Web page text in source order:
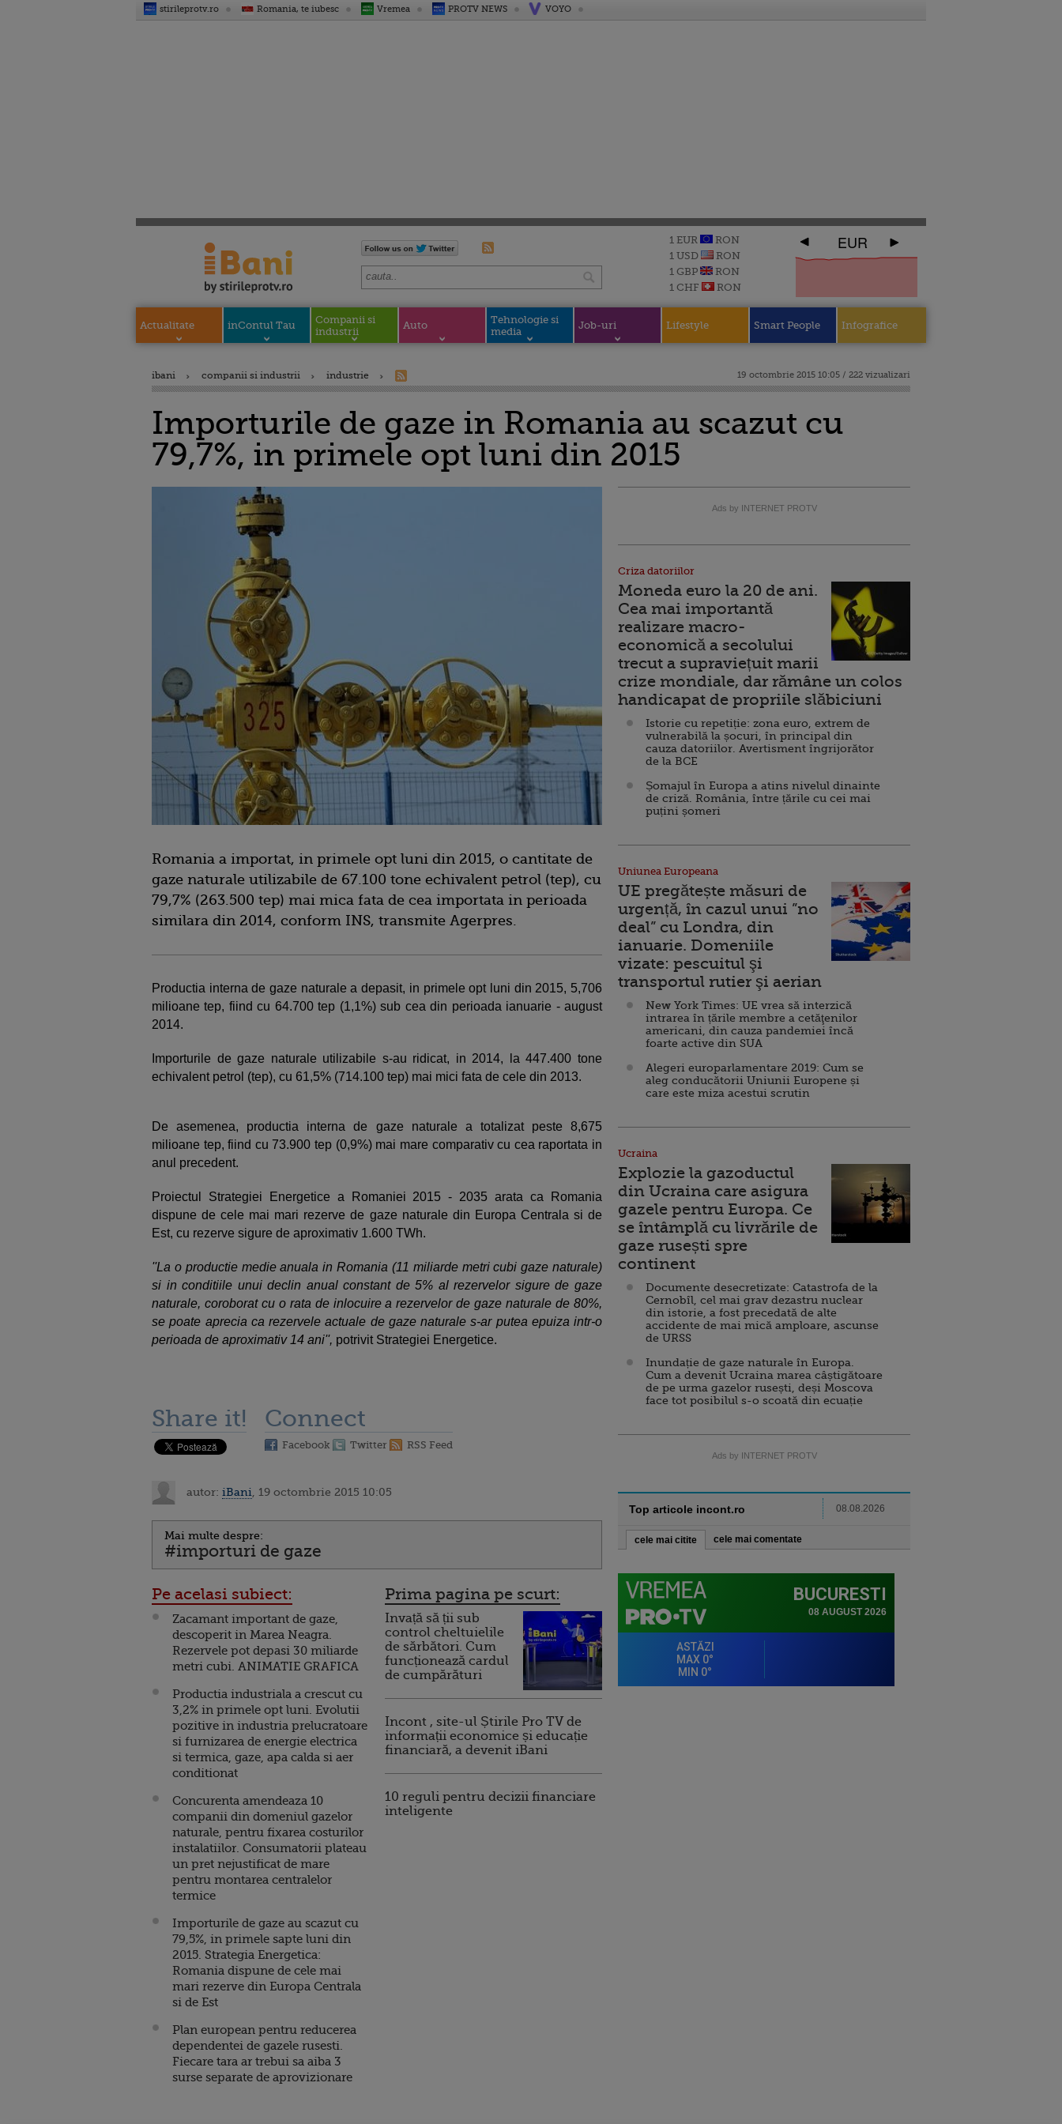
stirileprotv.ro Romania, te iubesc Vremea PROTV NEWS VOYO
1 EUR
RON
1 USD
RON
1 GBP
RON
1 CHF
RON
EUR
Actualitate inContul Tau
Companii si
industrii
Auto
Tehnologie si
media
Job-uri Lifestyle Smart People Infografice
ibani companii si industrii industrie 19 octombrie 2015 10:05 / 222 vizualizari
Importurile de gaze in Romania au scazut cu
79,7%, in primele opt luni din 2015
Romania a importat, in primele opt luni din 2015, o cantitate de
gaze naturale utilizabile de 67.100 tone echivalent petrol (tep), cu
79,7% (263.500 tep) mai mica fata de cea importata in perioada
similara din 2014, conform INS, transmite Agerpres.
Productia interna de gaze naturale a depasit, in primele opt luni din 2015, 5,706
milioane tep, fiind cu 64.700 tep (1,1%) sub cea din perioada ianuarie - august
2014.
Importurile de gaze naturale utilizabile s-au ridicat, in 2014, la 447.400 tone
echivalent petrol (tep), cu 61,5% (714.100 tep) mai mici fata de cele din 2013.
De asemenea, productia interna de gaze naturale a totalizat peste 8,675
milioane tep, fiind cu 73.900 tep (0,9%) mai mare comparativ cu cea raportata in
anul precedent.
Proiectul Strategiei Energetice a Romaniei 2015 - 2035 arata ca Romania
dispune de cele mai mari rezerve de gaze naturale din Europa Centrala si de
Est, cu rezerve sigure de aproximativ 1.600 TWh.
''La o productie medie anuala in Romania (11 miliarde metri cubi gaze naturale)
si in conditiile unui declin anual constant de 5% al rezervelor sigure de gaze
naturale, coroborat cu o rata de inlocuire a rezervelor de gaze naturale de 80%,
se poate aprecia ca rezervele actuale de gaze naturale s-ar putea epuiza intr-o
perioada de aproximativ 14 ani'', potrivit Strategiei Energetice.
Share it! Connect
Facebook Twitter RSS Feed
autor: iBani , 19 octombrie 2015 10:05
Mai multe despre:
#importuri de gaze
Pe acelasi subiect:
Zacamant important de gaze,
descoperit in Marea Neagra.
Rezervele pot depasi 30 miliarde
metri cubi. ANIMATIE GRAFICA
Productia industriala a crescut cu
3,2% in primele opt luni. Evolutii
pozitive in industria prelucratoare
si furnizarea de energie electrica
si termica, gaze, apa calda si aer
conditionat
Concurenta amendeaza 10
companii din domeniul gazelor
naturale, pentru fixarea costurilor
instalatiilor. Consumatorii plateau
un pret nejustificat de mare
pentru montarea centralelor
termice
Importurile de gaze au scazut cu
79,5%, in primele sapte luni din
2015. Strategia Energetica:
Romania dispune de cele mai
mari rezerve din Europa Centrala
si de Est
Plan european pentru reducerea
dependentei de gazele rusesti.
Fiecare tara ar trebui sa aiba 3
surse separate de aprovizionare
Prima pagina pe scurt:
Invață să ții sub
control cheltuielile
de sărbători. Cum
funcționează cardul
de cumpărături
Incont , site-ul Știrile Pro TV de
informații economice și educație
financiară, a devenit iBani
10 reguli pentru decizii financiare
inteligente
Ads by INTERNET PROTV
Criza datoriilor
Moneda euro la 20 de ani.
Cea mai importantă
realizare macro-
economică a secolului
trecut a supraviețuit marii
crize mondiale, dar rămâne un colos
handicapat de propriile slăbiciuni
Istorie cu repetiție: zona euro, extrem de
vulnerabilă la șocuri, în principal din
cauza datoriilor. Avertisment îngrijorător
de la BCE
Șomajul în Europa a atins nivelul dinainte
de criză. România, între țările cu cei mai
puțini șomeri
Uniunea Europeana
UE pregătește măsuri de
urgență, în cazul unui ”no
deal” cu Londra, din
ianuarie. Domeniile
vizate: pescuitul şi
transportul rutier şi aerian
New York Times: UE vrea să interzică
intrarea în țările membre a cetăţenilor
americani, din cauza pandemiei încă
foarte active din SUA
Alegeri europarlamentare 2019: Cum se
aleg conducătorii Uniunii Europene și
care este miza acestui scrutin
Ucraina
Explozie la gazoductul
din Ucraina care asigura
gazele pentru Europa. Ce
se întâmplă cu livrările de
gaze rusești spre
continent
Documente desecretizate: Catastrofa de la
Cernobîl, cel mai grav dezastru nuclear
din istorie, a fost precedată de alte
accidente de mai mică amploare, ascunse
de URSS
Inundație de gaze naturale în Europa.
Cum a devenit Ucraina marea câștigătoare
de pe urma gazelor rusești, deși Moscova
face tot posibilul s-o scoată din ecuație
Ads by INTERNET PROTV
Top articole incont.ro 08.08.2026
cele mai citite cele mai comentate